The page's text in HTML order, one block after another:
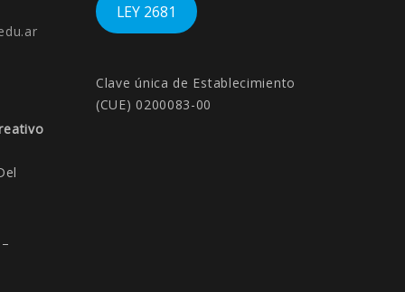
ar
–
LEY 2681
Clave única de Establecimiento
(CUE) 0200083-00